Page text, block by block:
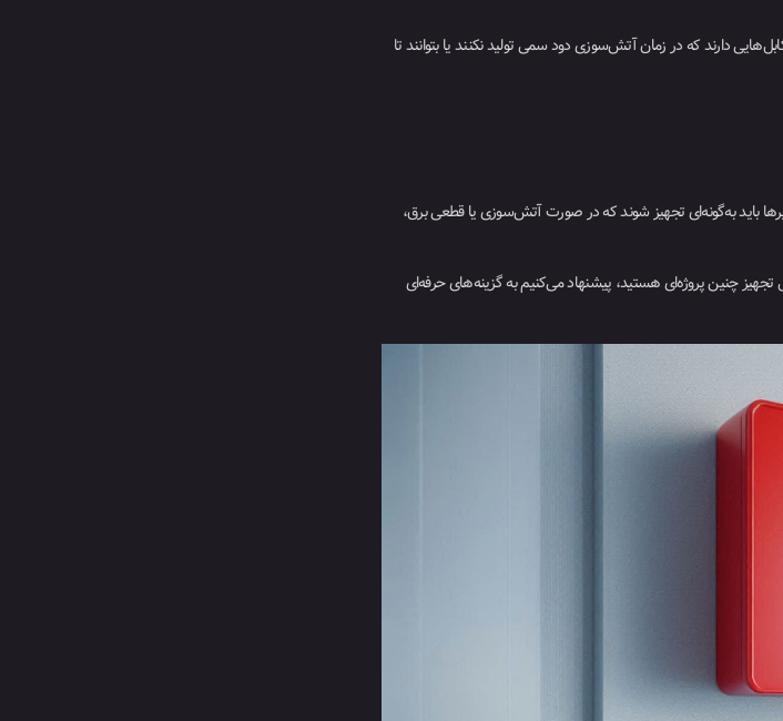
دارند که در زمان آتش‌سوزی دود سمی تولید نکنند یا بتوانند تا
باید به‌گونه‌ای تجهیز شوند که در صورت آتش‌سوزی یا قطعی برق،
تجهیز چنین پروژه‌ای هستید، پیشنهاد می‌کنیم به گزینه‌های حرفه‌ای